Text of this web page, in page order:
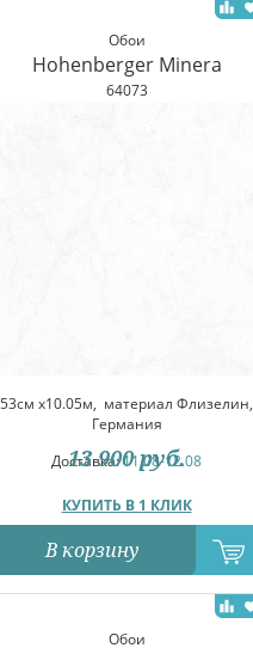
Обои
Hohenberger Minera
64073
53см x10.05м, материал Флизелин,
Германия
Доставка:11.08-12.08
КУПИТЬ В 1 КЛИК
13 900 руб.
В корзину
Обои